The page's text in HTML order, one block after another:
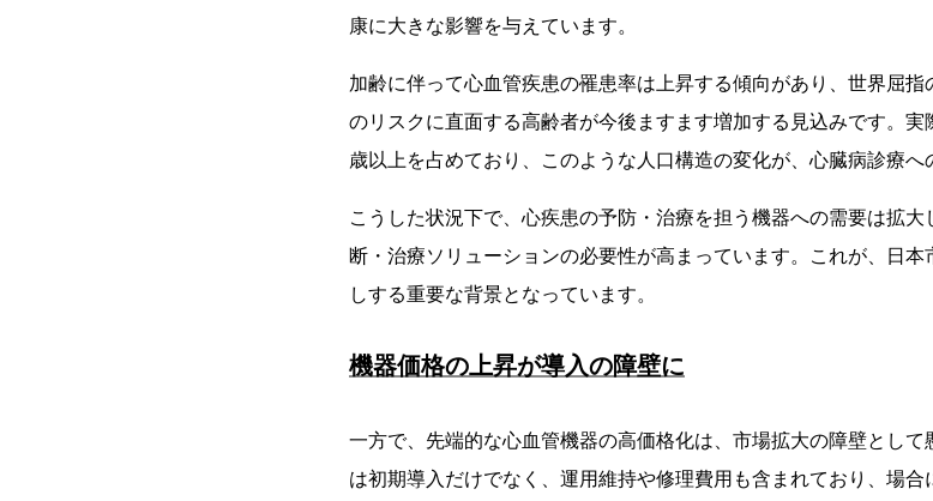
康に大きな影響を与えています。
加齢に伴って心血管疾患の罹患率は上昇する傾向があり、世界屈
のリスクに直面する高齢者が今後ますます増加する見込みです。
歳以上を占めており、このような人口構造の変化が、心臓病診療へ
こうした状況下で、心疾患の予防・治療を担う機器への需要は拡
断・治療ソリューションの必要性が高まっています。これが、日
しする重要な背景となっています。
機器価格の上昇が導入の障壁に
一方で、先端的な心血管機器の高価格化は、市場拡大の障壁とし
は初期導入だけでなく、運用維持や修理費用も含まれており、場